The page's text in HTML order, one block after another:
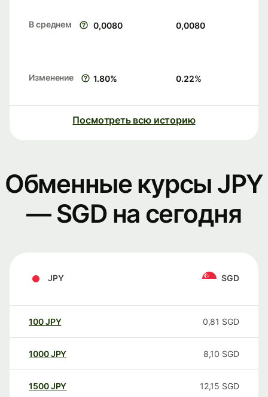
В среднем 0,0080 0,0080
Изменение 1.80% 0.22%
Посмотреть всю историю
Обменные курсы JPY
— SGD на сегодня
JPY SGD
100JPY 0,81 SGD
1000JPY 8,10 SGD
1500JPY 12,15 SGD